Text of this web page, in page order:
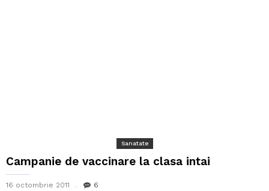
Sanatate
Campanie de vaccinare la clasa intai
16 octombrie 2011 6